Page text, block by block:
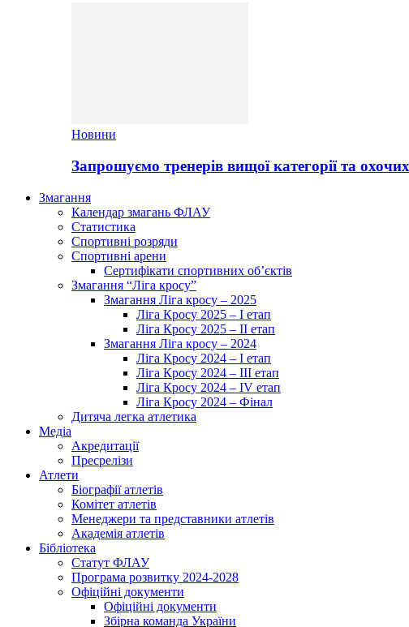
Новини
Запрошуємо тренерів вищої категорії та
Змагання
Календар змагань ФЛАУ
Статистика
Спортивні розряди
Спортивні арени
Сертифікати спортивних об’єктів
Змагання “Ліга кросу”
Змагання Ліга кросу – 2025
Ліга Кросу 2025 – I етап
Ліга Кросу 2025 – II етап
Змагання Ліга кросу – 2024
Ліга Кросу 2024 – I етап
Ліга Кросу 2024 – III етап
Ліга Кросу 2024 – IV етап
Ліга Кросу 2024 – Фінал
Дитяча легка атлетика
Медіа
Акредитації
Пресрелізи
Атлети
Біографії атлетів
Комітет атлетів
Менеджери та представники атлетів
Академія атлетів
Бібліотека
Статут ФЛАУ
Програма розвитку 2024-2028
Офіційні документи
Офіційні документи
Збірна команда України